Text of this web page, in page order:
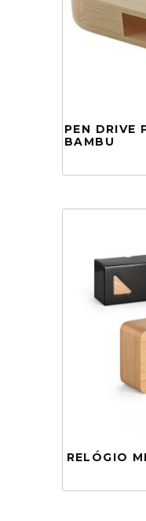
PEN DRIVE
BAMBU
RELÓGIO